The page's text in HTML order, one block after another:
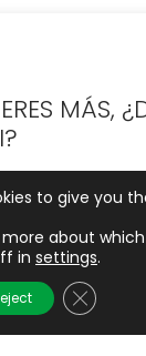
MÁS,
to give you
about
in settings.
Close